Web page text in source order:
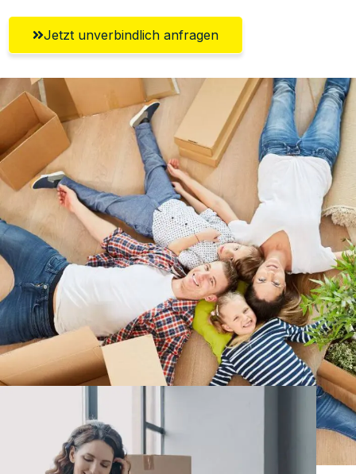
Jetzt unverbindlich anfragen